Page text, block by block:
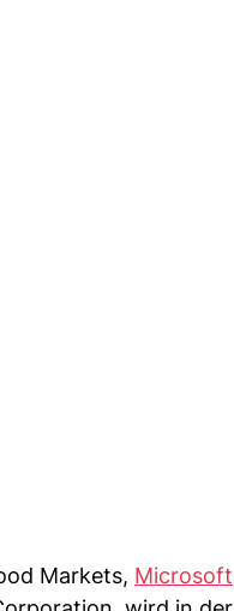
Markets, Microsoft